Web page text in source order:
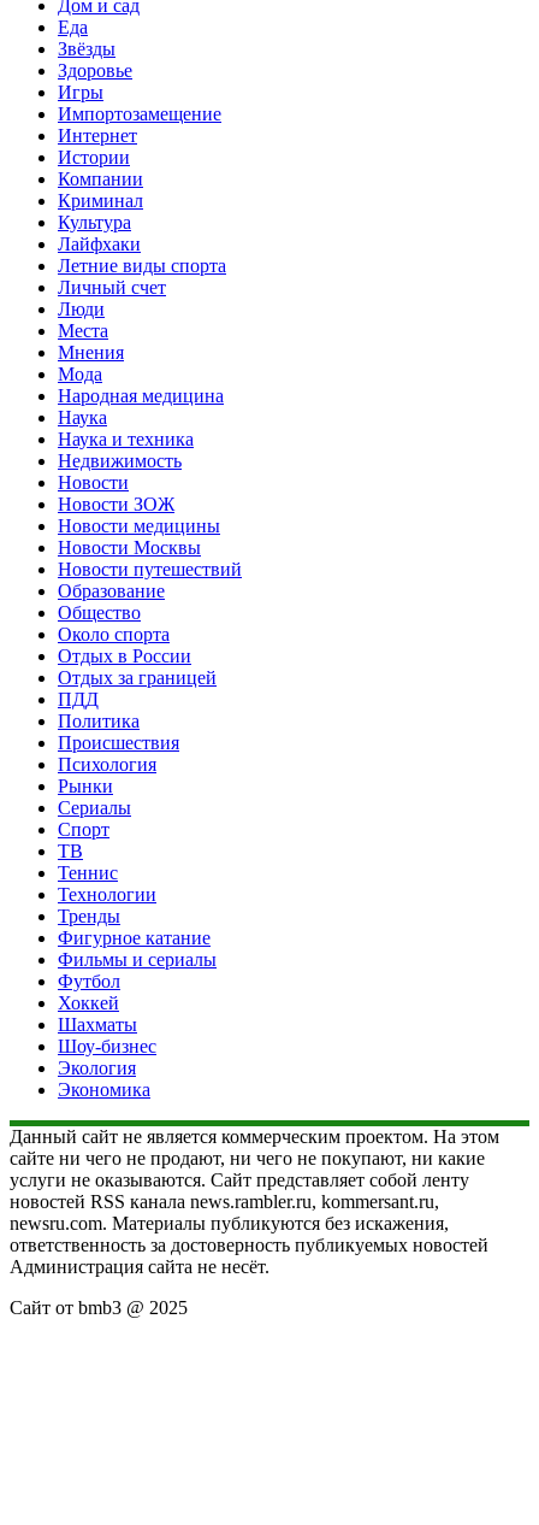
Дом и сад
Еда
Звёзды
Здоровье
Игры
Импортозамещение
Интернет
Истории
Компании
Криминал
Культура
Лайфхаки
Летние виды спорта
Личный счет
Люди
Места
Мнения
Мода
Народная медицина
Наука
Наука и техника
Недвижимость
Новости
Новости ЗОЖ
Новости медицины
Новости Москвы
Новости путешествий
Образование
Общество
Около спорта
Отдых в России
Отдых за границей
ПДД
Политика
Происшествия
Психология
Рынки
Сериалы
Спорт
ТВ
Теннис
Технологии
Тренды
Фигурное катание
Фильмы и сериалы
Футбол
Хоккей
Шахматы
Шоу-бизнес
Экология
Экономика
Данный сайт не является коммерческим проектом. На этом
сайте ни чего не продают, ни чего не покупают, ни какие
услуги не оказываются. Сайт представляет собой ленту
новостей RSS канала news.rambler.ru, kommersant.ru,
newsru.com. Материалы публикуются без искажения,
ответственность за достоверность публикуемых новостей
Администрация сайта не несёт.
Сайт от bmb3 @ 2025